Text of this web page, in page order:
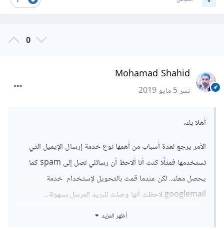
0
Mohamad Shahid
نشر5 مايو 2019
أهلا بك،
الأمر يرجع لعدة أسباب من أهمها نوع خدمة إرسال الإيميل التي
تستخدمها فمثلًا كنت أنا ألاحظ أن رسائلي تصل إلى spam كما
يحصل معك.. لكن عندما قمت بالتحويل لإستخدام خدمة
googlemail لاحظت أنها وصلت للبريد المرسل بسهولة...
لكن هناك عدة أمور مهمة أيضًا من شأنها أن ترفع حتى أداء البريد
أظهر المزيد